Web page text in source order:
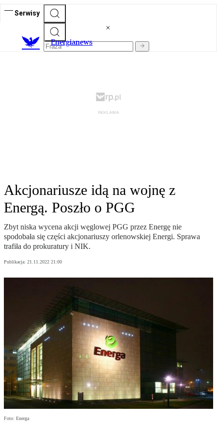
Serwisy
Energianews
Akcjonariusze idą na wojnę z
Energą. Poszło o PGG
Zbyt niska wycena akcji węglowej PGG przez Energę nie
spodobała się części akcjonariuszy orlenowskiej Energi. Sprawa
trafiła do prokuratury i NIK.
Publikacja: 21.11.2022 21:00
Foto: Energa